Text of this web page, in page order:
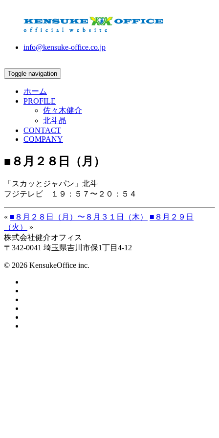
info@kensuke-office.co.jp
Toggle navigation
ホーム
PROFILE
佐々木健介
北斗晶
CONTACT
COMPANY
■８月２８日（月）
「スカッとジャパン」北斗
フジテレビ １９：５７〜２０：５４
« ■８月２８日（月）〜８月３１日（木）
■８月２９日
（火）
»
株式会社健介オフィス
〒342-0041 埼玉県吉川市保1丁目4-12
© 2026 KensukeOffice inc.